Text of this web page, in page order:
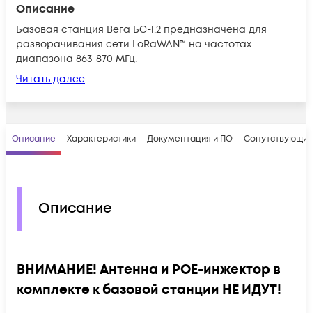
Описание
Базовая станция Вега БС-1.2 предназначена для
разворачивания сети LoRaWAN™ на частотах
диапазона 863-870 МГц.
Читать далее
Описание Характеристики Документация и ПО
Описание
ВНИМАНИЕ! Антенна и POE-инжектор в
комплекте к базовой станции НЕ ИДУТ!